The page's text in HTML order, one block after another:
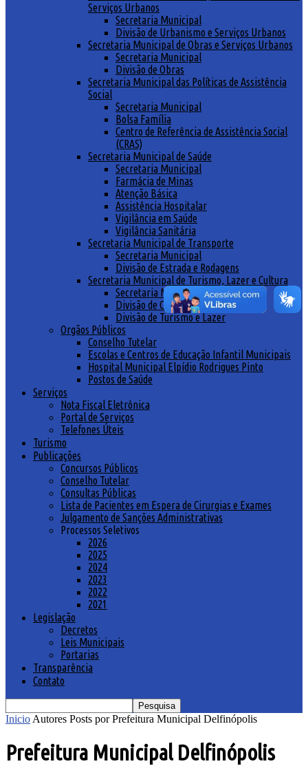
Serviços Urbanos
Secretaria Municipal
Divisão de Urbanismo e Serviços Urbanos
Secretaria Municipal de Obras e Serviços Urbanos
Secretaria Municipal
Divisão de Obras
Secretaria Municipal das Políticas de Assistência
Social
Secretaria Municipal
Bolsa Família
Centro de Referência de Assistência Social
(CRAS)
Secretaria Municipal de Saúde
Secretaria Municipal
Farmácia de Minas
Atenção Básica
Assistência Hospitalar
Vigilância em Saúde
Vigilância Sanitária
Secretaria Municipal de Transporte
Secretaria Municipal
Divisão de Estrada e Rodagens
Secretaria Municipal de Turismo, Lazer e Cultura
Secretaria Municipal
Divisão de Cultura
Divisão de Turismo e Lazer
Orgãos Públicos
Conselho Tutelar
Escolas e Centros de Educação Infantil Municipais
Hospital Municipal Elpídio Rodrigues Pinto
Postos de Saúde
Serviços
Nota Fiscal Eletrônica
Portal de Serviços
Telefones Úteis
Turismo
Publicações
Concursos Públicos
Conselho Tutelar
Consultas Públicas
Lista de Pacientes em Espera de Cirurgias e Exames
Julgamento de Sanções Administrativas
Processos Seletivos
2026
2025
2024
2023
2022
2021
Legislação
Decretos
Leis Municipais
Portarias
Transparência
Contato
Inicio Autores Posts por Prefeitura Municipal Delfinópolis
Prefeitura Municipal Delfinópolis